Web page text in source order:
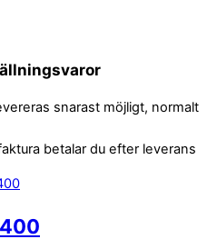
snarast möjligt, normalt
betalar du efter leverans